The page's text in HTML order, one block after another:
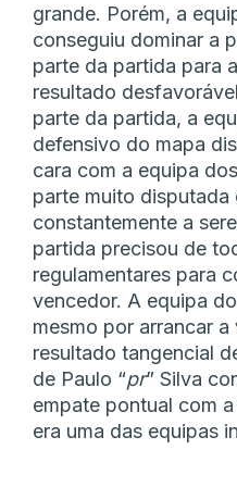
grande. Porém, a
conseguiu dominar a
parte da partida para
resultado
parte da partida, a
defensivo do mapa
cara com a equipa
parte muito disputada
constantemente a
partida precisou de
regulamentares para
vencedor. A equipa
mesmo por arrancar
resultado tangencial
de Paulo “pr” Silva
empate pontual com
era uma das equipas